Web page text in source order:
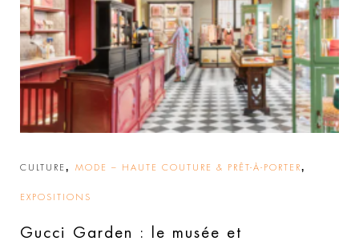
CULTURE , MODE – HAUTE COUTURE & PRÊT-À-PORTER,
EXPOSITIONS
Gucci Garden : le musée et